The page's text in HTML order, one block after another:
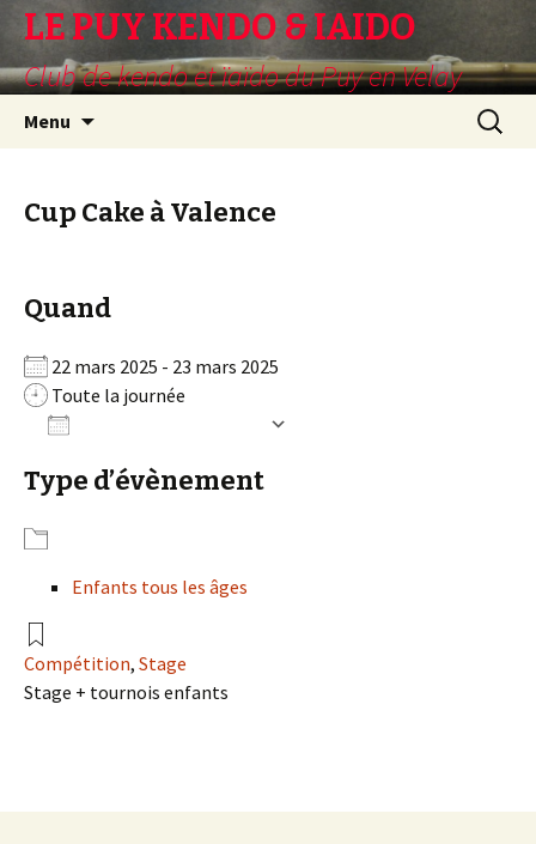
LE PUY KENDO & IAIDO
Club de kendo et ïaïdo du Puy en Velay
Menu
principal
Cup Cake à Valence
Quand
22 mars 2025 - 23 mars 2025
Toute la journée
Télécharger ICS
Type d’évènement
Enfants tous les âges
Compétition, Stage
Stage + tournois enfants